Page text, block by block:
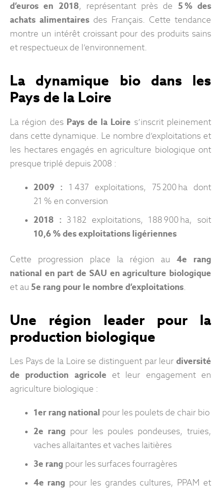
d’euros en 2018, représentant près de 5 % des
achats alimentaires des Français. Cette tendance
montre un intérêt croissant pour des produits sains
et respectueux de l’environnement.
La dynamique bio dans les
Pays de la Loire
La région des Pays de la Loire s’inscrit pleinement
dans cette dynamique. Le nombre d’exploitations et
les hectares engagés en agriculture biologique ont
presque triplé depuis 2008 :
2009 : 1 437 exploitations, 75 200 ha dont
21 % en conversion
2018 : 3 182 exploitations, 188 900 ha, soit
10,6 % des exploitations ligériennes
Cette progression place la région au 4e rang
national en part de SAU en agriculture biologique
et au 5e rang pour le nombre d’exploitations.
Une région leader pour la
production biologique
Les Pays de la Loire se distinguent par leur diversité
de production agricole et leur engagement en
agriculture biologique :
1er rang national pour les poulets de chair bio
2e rang pour les poules pondeuses, truies,
vaches allaitantes et vaches laitières
3e rang pour les surfaces fourragères
4e rang pour les grandes cultures, PPAM et